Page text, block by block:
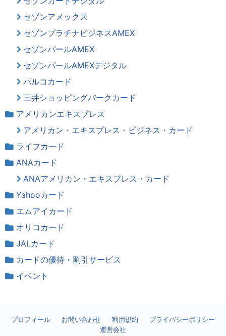
セゾンアメックス
セゾンプラチナビジネスAMEX
セゾンパールAMEX
セゾンパールAMEXデジタル
パルコカード
三井ショッピングパークカード
アメリカンエキスプレス
アメリカン・エキスプレス・ビジネス・カード
ライフカード
ANAカード
ANAアメリカン・エキスプレス・カード
Yahooカード
エムアイカード
オリコカード
JALカード
カードの優待・割引サービス
イベント
プロフィール お問い合わせ 利用規約
プライバシーポリシー
運営会社